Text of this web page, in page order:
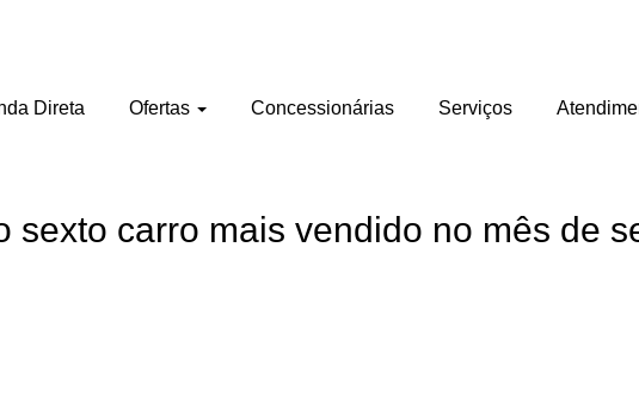
Direta Ofertas Concessionárias Serviços
sexto carro mais vendido no mês de